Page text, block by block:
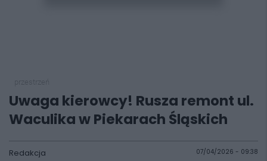
Uwaga kierowcy! Rusza remont ul.
Waculika w Piekarach Śląskich
Redakcja 07/04/2026 - 09:38